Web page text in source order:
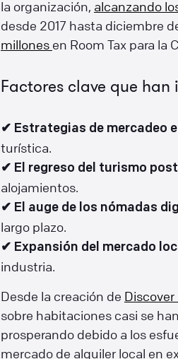
la organización, alcanzando
desde 2017 hasta diciembre
millones en Room Tax para la
Factores clave que
✔ Estrategias de mercadeo
turística.
✔ El regreso del turismo
alojamientos.
✔ El auge de los nómadas
largo plazo.
✔ Expansión del mercado
industria.
Desde la creación de
sobre habitaciones casi se
prosperando debido a los
mercado de alquiler local en